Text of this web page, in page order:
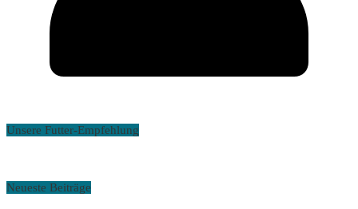
Unsere Futter-Empfehlung
Neueste Beiträge